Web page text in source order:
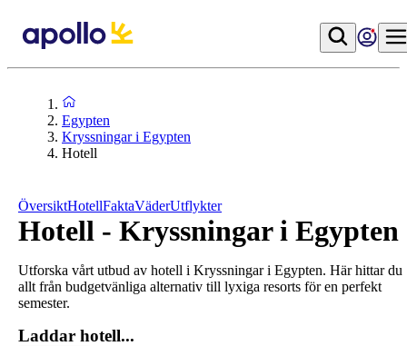
Egypten
Kryssningar i Egypten
Hotell
ÖversiktHotellFaktaVäderUtflykter
Hotell - Kryssningar i Egypten
Utforska vårt utbud av hotell i Kryssningar i Egypten. Här hittar du
allt från budgetvänliga alternativ till lyxiga resorts för en perfekt
semester.
Laddar hotell...